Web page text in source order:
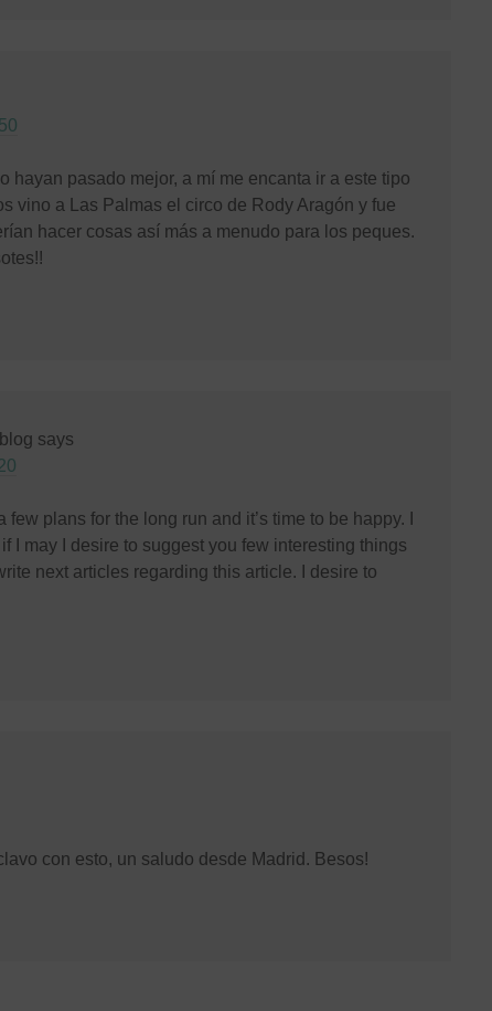
hayan pasado mejor, a mí me encanta ir a este tipo
vino a Las Palmas el circo de Rody Aragón y fue
hacer cosas así más a menudo para los peques.
says
few plans for the long run and it’s time to be happy. I
I may I desire to suggest you few interesting things
next articles regarding this article. I desire to
con esto, un saludo desde Madrid. Besos!